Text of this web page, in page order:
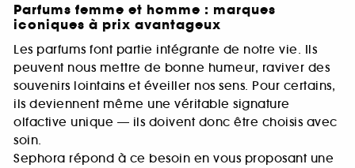
Parfums femme et homme : marques
iconiques à prix avantageux
Les parfums font partie intégrante de notre vie. Ils
peuvent nous mettre de bonne humeur, raviver des
souvenirs lointains et éveiller nos sens. Pour certains,
ils deviennent même une véritable signature
olfactive unique — ils doivent donc être choisis avec
soin.
Sephora répond à ce besoin en vous proposant une